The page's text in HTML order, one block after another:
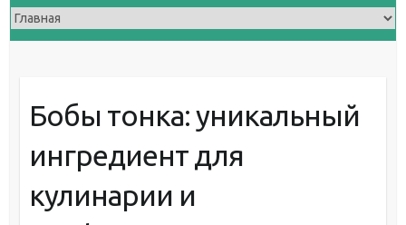
Бобы тонка: уникальный
ингредиент для
кулинарии и